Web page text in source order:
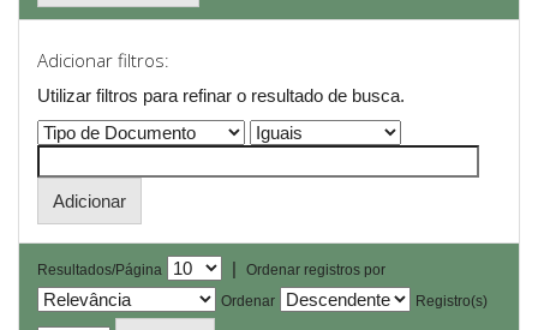
Adicionar filtros:
Utilizar filtros para refinar o resultado de busca.
Resultados/Página |
Ordenar registros por
Ordenar
Registro(s)